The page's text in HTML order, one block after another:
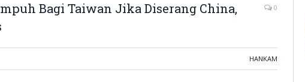
Bagi Taiwan Jika Diserang China,
0
HANKAM